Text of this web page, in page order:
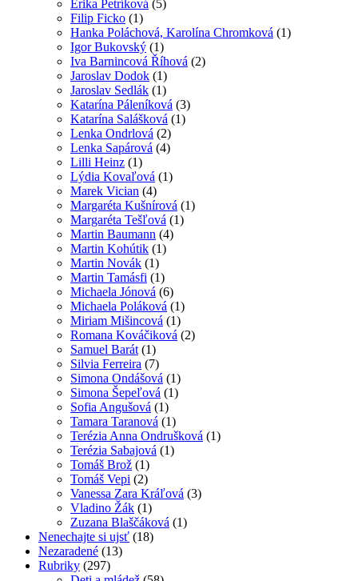
Erika Petríková (5)
Filip Ficko (1)
Hanka Poláchová, Karolína Chromková (1)
Igor Bukovský (1)
Iva Barnincová Říhová (2)
Jaroslav Dodok (1)
Jaroslav Sedlák (1)
Katarína Páleníková (3)
Katarína Salášková (1)
Lenka Ondrlová (2)
Lenka Sapárová (4)
Lilli Heinz (1)
Lýdia Kovaľová (1)
Marek Vician (4)
Margaréta Kušnírová (1)
Margaréta Tešľová (1)
Martin Baumann (4)
Martin Kohútik (1)
Martin Novák (1)
Martin Tamásfi (1)
Michaela Jónová (6)
Michaela Poláková (1)
Miriam Mišincová (1)
Romana Kováčiková (2)
Samuel Barát (1)
Silvia Ferreira (7)
Simona Ondášová (1)
Simona Šepeľová (1)
Sofia Angušová (1)
Tamara Taranová (1)
Terézia Anna Ondrušková (1)
Terézia Sabajová (1)
Tomáš Brož (1)
Tomáš Vepi (2)
Vanessa Zara Kráľová (3)
Vladino Žák (1)
Zuzana Blaščáková (1)
Nenechajte si ujsť (18)
Nezaradené (13)
Rubriky (297)